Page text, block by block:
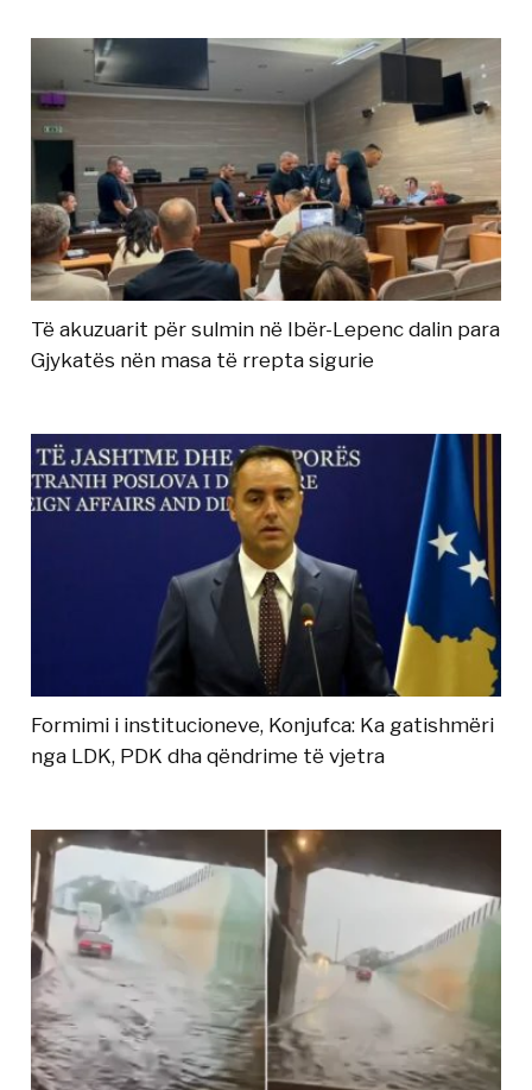
Të akuzuarit për sulmin në Ibër-Lepenc dalin para
Gjykatës nën masa të rrepta sigurie
Formimi i institucioneve, Konjufca: Ka gatishmëri
nga LDK, PDK dha qëndrime të vjetra